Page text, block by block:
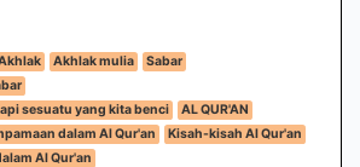
Akhlak mulia
Sabar
sesuatu yang kita benci
AL QUR'AN
dalam Al Qur'an
Kisah-kisah Al Qur'an
Al Qur'an